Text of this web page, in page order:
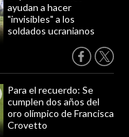
ayudan a hacer
"invisibles" a los
soldados ucranianos
Para el recuerdo: Se
cumplen dos años del
oro olímpico de Francisca
Crovetto